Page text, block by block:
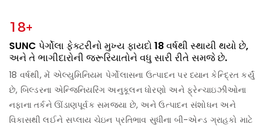
18+
SUNC પેર્ગોલા ફેક્ટરીનો મુખ્ય ફાયદો 18 વર્ષથી સ્થાયી થયો છે,
અને તે ભાગીદારોની જરૂરિયાતોને વધુ સારી રીતે સમજે છે.
18 વર્ષથી, મેં એલ્યુમિનિયમ પેર્ગોલાસના ઉત્પાદન પર ધ્યાન કેન્દ્રિત કર્યું
છે, બિલ્ડરના એન્જિનિયરિંગ અનુકૂલન ધોરણો અને ફ્રેન્ચાઇઝીઓના
નફાના તર્કને ઊંડાણપૂર્વક સમજ્યા છે, અને ઉત્પાદન સંશોધન અને
વિકાસથી લઈને સપ્લાય ચેઇન પ્રતિભાવ સુધીના બી-એન્ડ ગ્રાહકો માટે